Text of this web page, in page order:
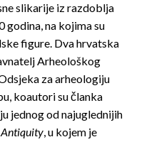
slikarije iz razdoblja
godina, na kojima su
figure. Dva hrvatska
Arheološkog
za arheologiju
koautori su članka
jednog od najuglednijih
Antiquity, u kojem je